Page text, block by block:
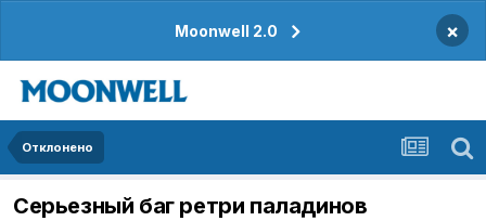
Moonwell 2.0 ×
Отклонено
Серьезный баг ретри паладинов